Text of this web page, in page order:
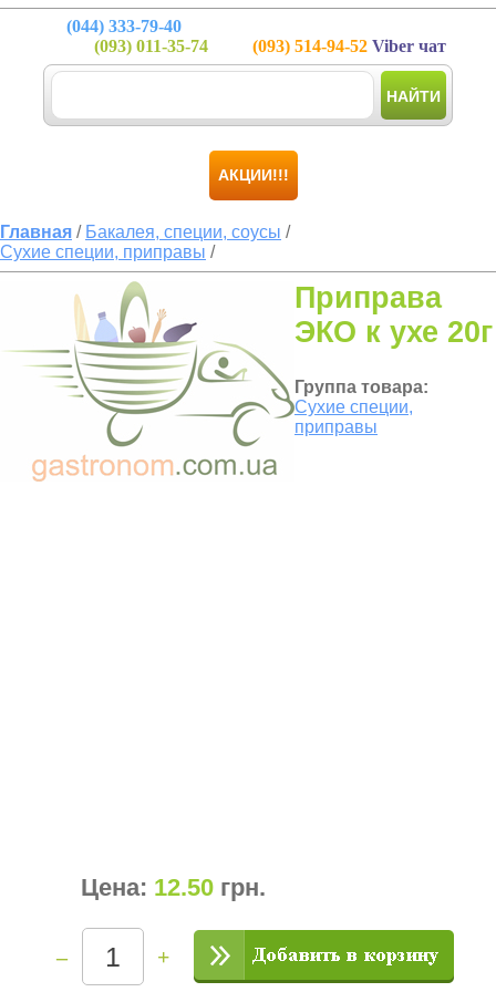
(044) 333-79-40
(093) 011-35-74 (093) 514-94-52 Viber чат
НАЙТИ
АКЦИИ!!!
Главная / Бакалея, специи, соусы /
Сухие специи, приправы /
Приправа
ЭКО к ухе 20г
Группа товара:
Сухие специи,
приправы
Цена: 12.50 грн.
– +